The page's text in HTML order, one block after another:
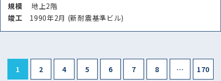
規模
地上2階
竣⼯ 1990年2月 (新耐震基準ビル)
1 2 4 5 6 7 8 … 170